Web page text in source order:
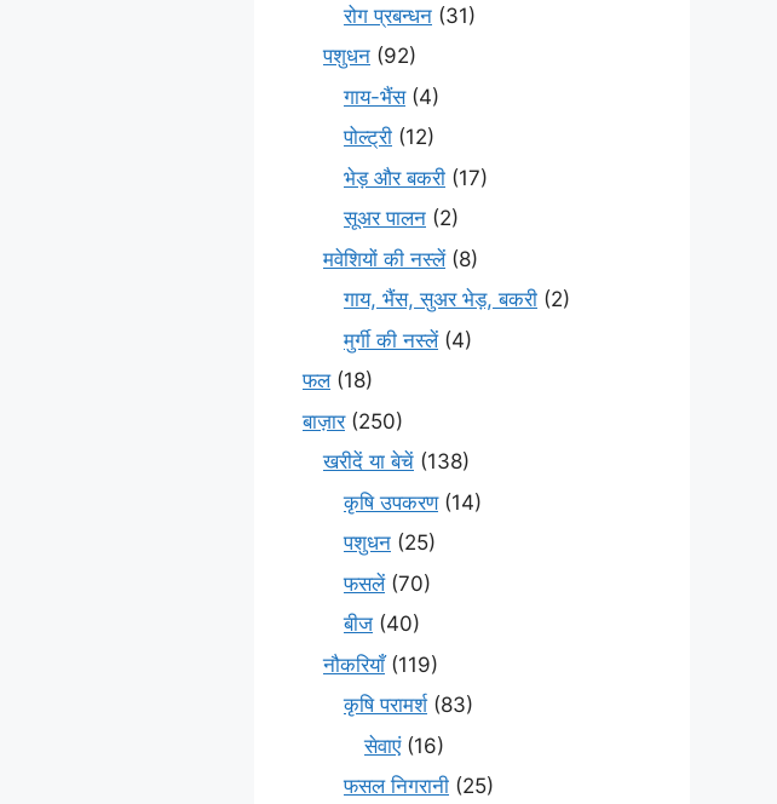
रोग प्रबन्धन (31)
पशुधन (92)
गाय-भैंस(4)
पोल्ट्री (12)
भेड़ और बकरी (17)
सूअर पालन (2)
मवेशियों की नस्लें(8)
गाय, भैंस, सुअर भेड़, बकरी (2)
मुर्गी की नस्लें(4)
फल(18)
बाज़ार(250)
खरीदें या बेचें (138)
कृषि उपकरण(14)
पशुधन (25)
फसलें(70)
बीज (40)
नौकरियाँ(119)
कृषि परामर्श(83)
सेवाएं(16)
फसल निगरानी (25)